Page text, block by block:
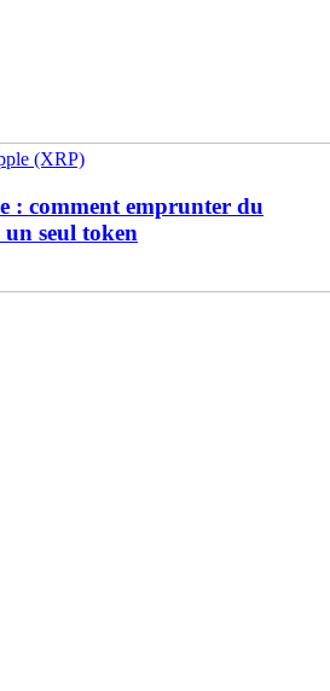
(XRP)
: comment emprunter du
seul token